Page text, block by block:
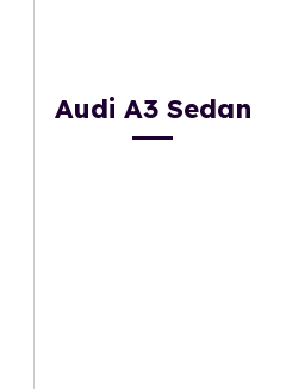
Audi A3 Sedan